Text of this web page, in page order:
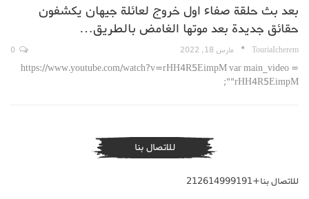
بعد بث حلقة صفاء اول خروج لعائلة جيهان يكشفون
حقائق جديدة بعد موتها الغامض بالطريق…
TouriaIcherem مارس 18, 2022
https://www.youtube.com/watch?v=rHH4R5EimpM var main_video =
"rHH4R5EimpM";
للاتصال بنا
للاتصال بنا+212614999191